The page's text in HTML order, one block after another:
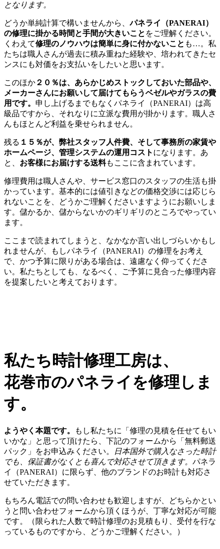
となります。
どうか単純計算で構いませんから、パネライ（PANERAI）
の修理に掛かる時間と手間が大きいこと をご理解ください。
くわえて修理のノウハウは簡単に身に付かないこと も…。私
たちは職人さんが過去に積み重ねた経験や、培われてきたセ
ンスにも対価をお支払いをしたいと思います。
このほか ２０％は、あらかじめストックしておいた部品や、
メーカーさんにお願いして届けてもらうベゼルやガラスの費
用です。 申し上げるまでもなくパネライ（PANERAI）は高
級品ですから、それなりに立派な費用が掛かります。職人さ
んもほとんど利益を乗せられません。
残る １５％が、弊社スタッフ人件費、そして事務所の家賃や
ホームページ、管理システムの運用コスト になります。あ
と、 お客様にお届けする送料もここに含まれています。
修理費用は職人さんや、サービス窓口のスタッフの生活も掛
かっています。基本的には値引きなどの価格交渉には応じら
れないことを、どうかご理解くださいますようにお願いしま
す。儲かるか、儲からないかのギリギリのところでやってい
ます。
ここまで読まれてしまうと、なかなか言い出しづらいかもし
れませんが、もしパネライ（PANERAI）の修理をお考え
で、かつ予算に限りがある場合は、遠慮なく仰ってくださ
い。私たちとしても、なるべく、ご予算に見合った修理内容
を提案したいと考えております。
私たち時計修理工房は、
花巻市のパネライを修理しま
す。
ようやく本題です。
もし私たちに「修理の見積を任せてもい
いかな」と思って頂けたら、下記のフォームから「無料郵送
パック」をお申込みください。
日本国外で購入なさった時計
でも、保証書がなくとも喜んで対応させて頂きます。 パネラ
イ（PANERAI）に限らず、他のブランドのお時計も対応さ
せていただきます。
もちろん電話での問い合わせも歓迎しますが、どちらかとい
うと問い合わせフォームから頂くほうが、丁寧な対応が可能
です。（限られた人数で時計修理のお見積もり、受付を行な
っているものですから、どうかご理解ください。）